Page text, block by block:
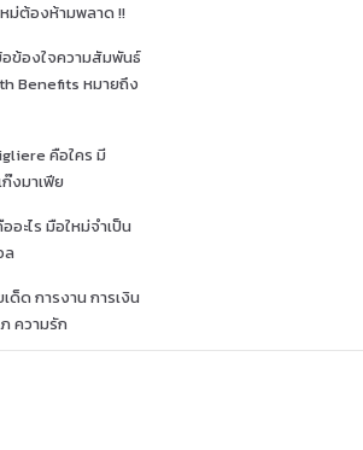
ม่ต้องห้ามพลาด !!
อข้องใจความสัมพันธ์
Benefits หมายถึง
คือใคร มี
งมาเฟีย
อะไร มือใหม่จำเป็น
ล
ด็ด การงาน การเงิน
ความรัก